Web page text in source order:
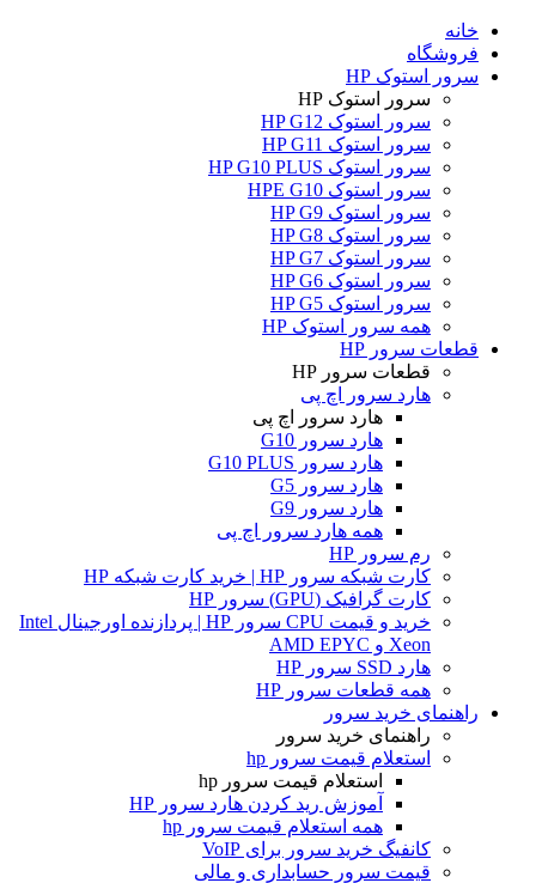
خانه
فروشگاه
سرور استوک HP
سرور استوک HP
سرور استوک HP G12
سرور استوک HP G11
سرور استوک HP G10 PLUS
سرور استوک HPE G10
سرور استوک HP G9
سرور استوک HP G8
سرور استوک HP G7
سرور استوک HP G6
سرور استوک HP G5
همه سرور استوک HP
قطعات سرور HP
قطعات سرور HP
هارد سرور اچ پی
هارد سرور اچ پی
هارد سرور G10
هارد سرور G10 PLUS
هارد سرور G5
هارد سرور G9
همه هارد سرور اچ پی
رم سرور HP
کارت شبکه سرور HP | خرید کارت شبکه HP
کارت گرافیک (GPU) سرور HP
خرید و قیمت CPU سرور HP | پردازنده اورجینال Intel
Xeon و AMD EPYC
هارد SSD سرور HP
همه قطعات سرور HP
راهنمای خرید سرور
راهنمای خرید سرور
استعلام قیمت سرور hp
استعلام قیمت سرور hp
آموزش ريد كردن هارد سرور HP
همه استعلام قیمت سرور hp
کانفیگ خرید سرور برای VoIP
قیمت سرور حسابداری و مالی